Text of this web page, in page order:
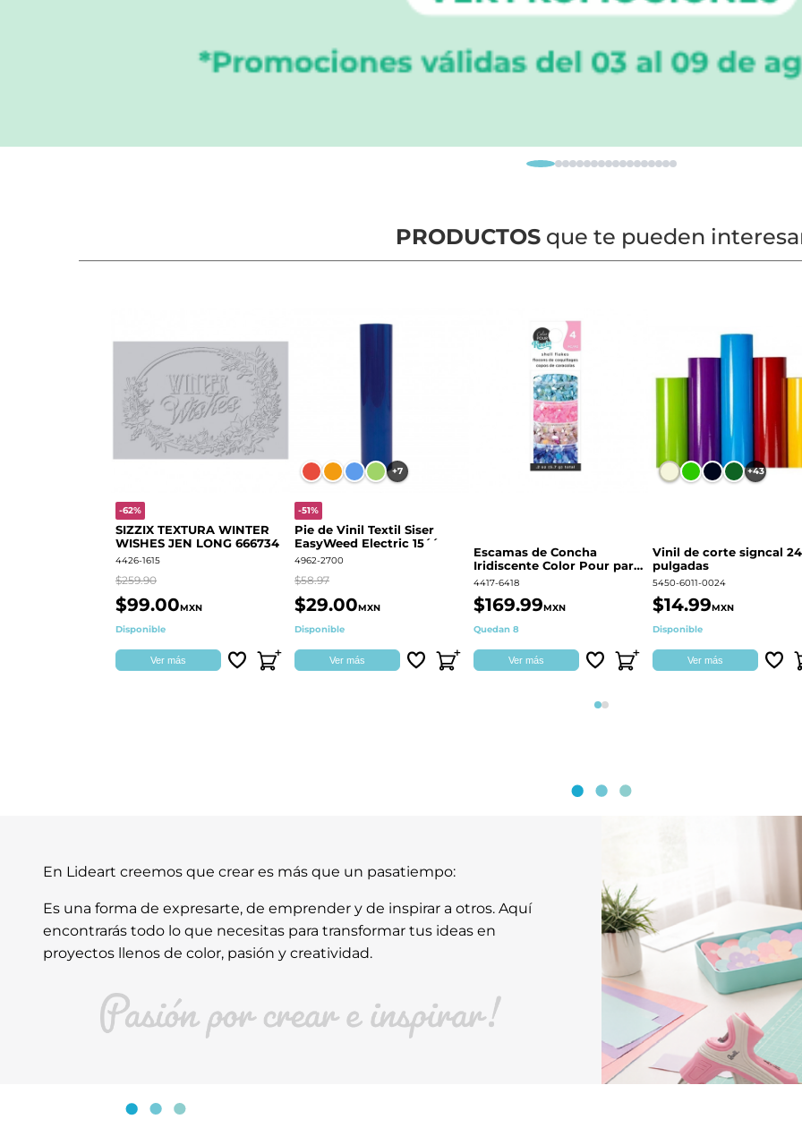
PRODUCTOSque te pueden
-62%
SIZZIX TEXTURA WINTER
WISHES JEN LONG 666734
4426-1615
$259.90
$99.00MXN
Disponible
Ver más
+7
-51%
Pie de Vinil Textil Siser
EasyWeed Electric 15´´
4962-2700
$58.97
$29.00MXN
Disponible
Ver más
Escamas de Concha
Iridiscente Color Pour para
decoración | 359687
4417-6418
$169.99MXN
Quedan 8
Ver más
+43
Vinil de corte signcal 24
pulgadas
5450-6011-0024
$14.99MXN
Disponible
Ver más
Página 1
Página 2
En Lideart creemos que crear es más que un pasatiempo:
Es una forma de expresarte, de emprender y de inspirar a otros. Aquí
encontrarás todo lo que necesitas para transformar tus ideas en
proyectos llenos de color, pasión y creatividad.